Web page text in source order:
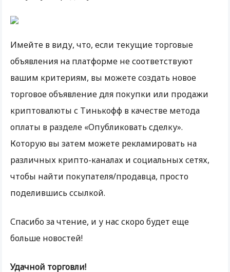
Имейте в виду, что, если текущие торговые
объявления на платформе не соответствуют
вашим критериям, вы можете создать новое
торговое объявление для покупки или продажи
криптовалюты с Тинькофф в качестве метода
оплаты в разделе «Опубликовать сделку».
Которую вы затем можете рекламировать на
различных крипто-каналах и социальных сетях,
чтобы найти покупателя/продавца, просто
поделившись ссылкой.
Спасибо за чтение, и у нас скоро будет еще
больше новостей!
Удачной торговли!